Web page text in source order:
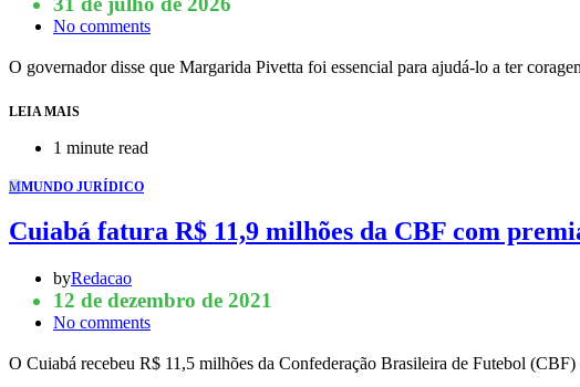
No comments
O governador disse que Margarida Pivetta foi essencial para ajudá-lo a ter
LEIA MAIS
1 minute read
MMUNDO JURÍDICO
Cuiabá fatura R$ 11,9 milhões da CBF com
byRedacao
12 de dezembro de 2021
No comments
O Cuiabá recebeu R$ 11,5 milhões da Confederação Brasileira de Futebol